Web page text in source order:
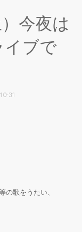
今夜は
イブで
31
の歌をうたい、